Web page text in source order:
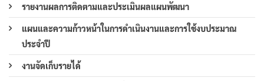
รายงานผลการติดตามและประเมินผลแผนพัฒนา
แผนและความก้าวหน้าในการดำเนินงานและการใช้งบประมาณ
ประจำปี
งานจัดเก็บรายได้